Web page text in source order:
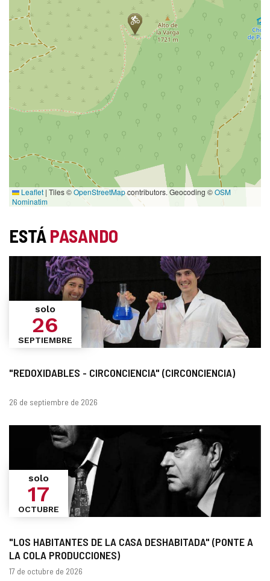
Leaflet | Tiles ©OpenStreetMapcontributors. Geocoding ©OSM
Nominatim
ESTÁPASANDO
"REDOXIDABLES - CIRCONCIENCIA" (CIRCONCIENCIA)
solo
26
SEPTIEMBRE
Fechas
26 de septiembre de 2026
"LOS HABITANTES DE LA CASA DESHABITADA" (PONTE A
LA COLA PRODUCCIONES)
solo
17
OCTUBRE
Fechas
17 de octubre de 2026